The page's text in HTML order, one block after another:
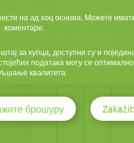
на ад хоц основи. Можете
коментаре.
за купца, доступни су и
података могу се
квалитета.
брошуру